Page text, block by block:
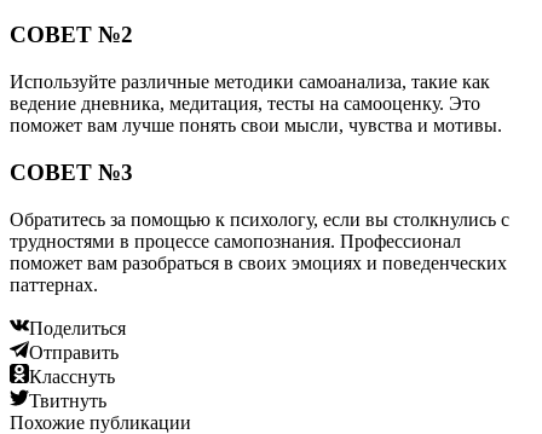
СОВЕТ №2
Используйте различные методики самоанализа, такие как
ведение дневника, медитация, тесты на самооценку. Это
поможет вам лучше понять свои мысли, чувства и мотивы.
СОВЕТ №3
Обратитесь за помощью к психологу, если вы столкнулись с
трудностями в процессе самопознания. Профессионал
поможет вам разобраться в своих эмоциях и поведенческих
паттернах.
Поделиться
Отправить
Класснуть
Твитнуть
Похожие публикации